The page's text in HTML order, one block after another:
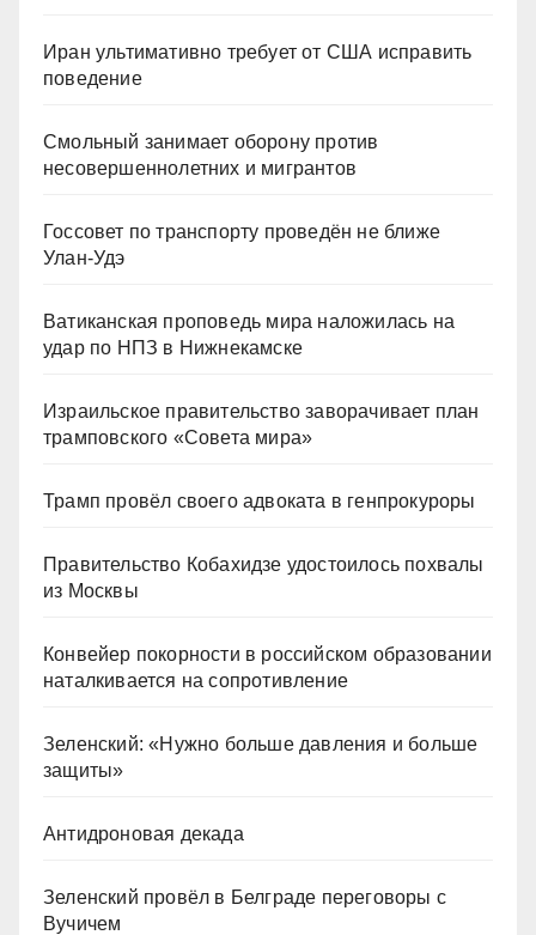
Иран ультимативно требует от США исправить
поведение
Смольный занимает оборону против
несовершеннолетних и мигрантов
Госсовет по транспорту проведён не ближе
Улан-Удэ
Ватиканская проповедь мира наложилась на
удар по НПЗ в Нижнекамске
Израильское правительство заворачивает план
трамповского «Совета мира»
Трамп провёл своего адвоката в генпрокуроры
Правительство Кобахидзе удостоилось похвалы
из Москвы
Конвейер покорности в российском образовании
наталкивается на сопротивление
Зеленский: «Нужно больше давления и больше
защиты»
Антидроновая декада
Зеленский провёл в Белграде переговоры с
Вучичем